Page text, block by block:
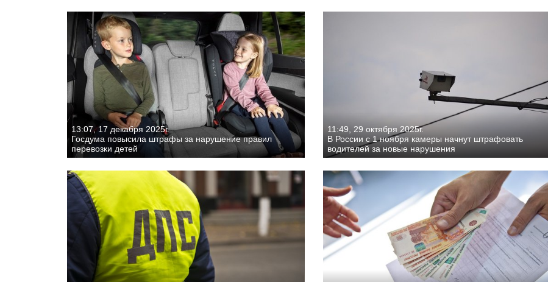
13:07, 17 декабря 2025г.
Госдума повысила штрафы за нарушение правил
перевозки детей
11:49, 29 октября 2025г.
В России с 1 ноября камеры начнут штрафовать
водителей за новые нарушения